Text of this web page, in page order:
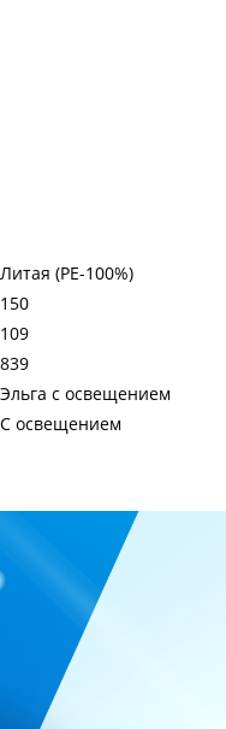
Литая (PE-100%)
150
109
839
Эльга с освещением
С освещением